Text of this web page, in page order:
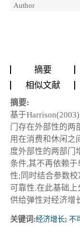
Author
摘要
相似文献
摘要:
基于
门存在外部性的两
用在消费和休闲之
度外部性的两部门
条件,其不再依赖
性;同时结合参数
可靠性.在此基础
供给弹性对经济增
关键词:经济增长; 不